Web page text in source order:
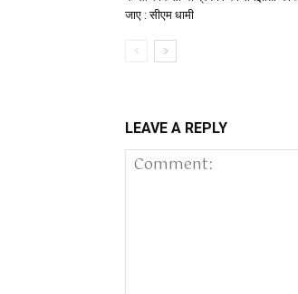
जाए : सीएम धामी
LEAVE A REPLY